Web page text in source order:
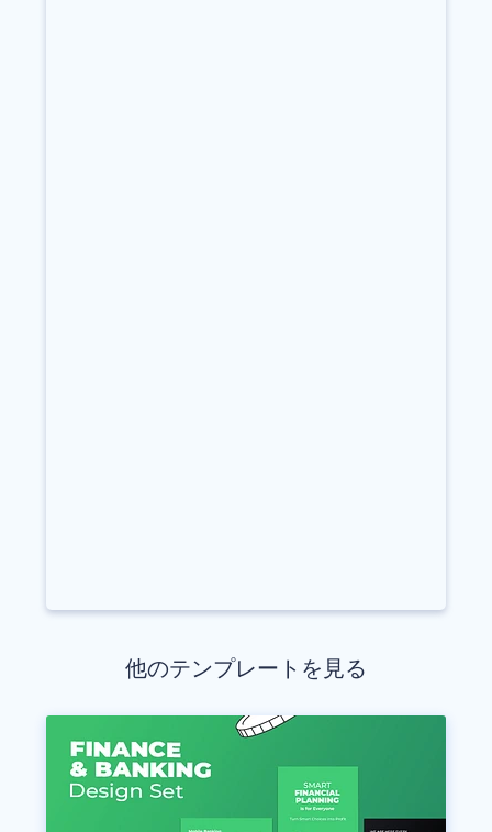
他のテンプレートを見る